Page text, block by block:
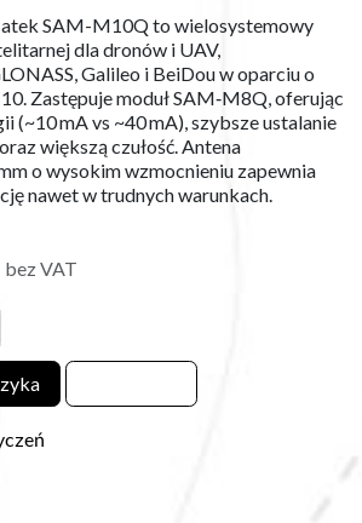
SAM-M10Q to wielosystemowy
dla dronów i UAV,
Galileo i BeiDou w oparciu o
Zastępuje moduł SAM‑M8Q, oferując
(~10 mA vs ~40 mA), szybsze ustalanie
większą czułość. Antena
o wysokim wzmocnieniu zapewnia
nawet w trudnych warunkach.​
bez VAT